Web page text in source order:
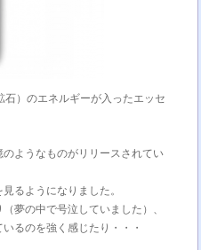
）のエネルギーが入ったエッセ
ようなものがリリースされてい
るようになりました。
夢の中で号泣していました）、
るのを強く感じたり・・・